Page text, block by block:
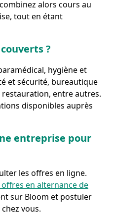
alors cours au
tout en étant
?
hygiène et
et sécurité, bureautique
entre autres.
disponibles auprès
entreprise pour
les offres en ligne.
en alternance de
sur Bloom et postuler
vous.